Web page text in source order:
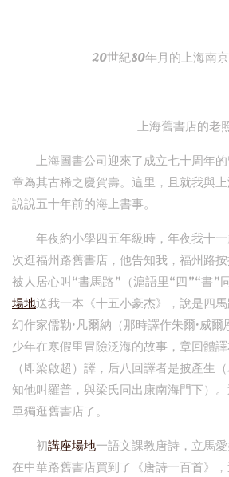
20世紀80年月的上海南
上海舊書店的老
上海圖書公司迎來了成立七十周年
章為其古稀之慶賀壽。這里，且就我與
說說五十年前的海上書事。
年夜約小學四五年級時，年夜我十
次逛福州路舊書店，他告知我，福州路
被人居心叫“書馬路”（滬語里“四”“書”
場地送我一本《十五小豪杰》，說是四
幻作家儒勒·凡爾納（那時譯作朱爾·威
少年在寒假里冒險泛海的故事，章回體
（即梁啟超）譯，后八回譯者是披產生
知他叫羅普，與梁氏同出康南海門下）
單獨逛舊書店了。
初講座場地一語文課教唐詩，立馬
在中華路舊書店買到了《唐詩一百首》